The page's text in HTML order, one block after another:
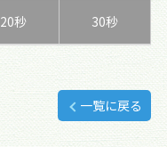
20秒 30秒
一覧に戻る